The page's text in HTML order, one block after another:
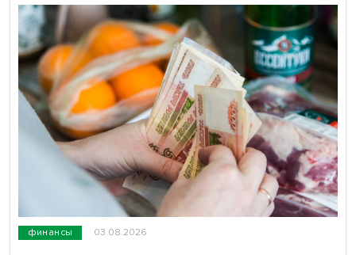
финансы 03.08.2026